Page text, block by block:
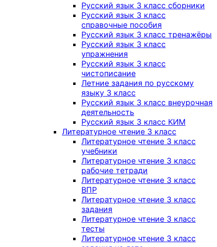
Русский язык 3 класс сборники
Русский язык 3 класс
справочные пособия
Русский язык 3 класс тренажёры
Русский язык 3 класс
упражнения
Русский язык 3 класс
чистописание
Летние задания по русскому
языку 3 класс
Русский язык 3 класс внеурочная
деятельность
Русский язык 3 класс КИМ
Литературное чтение 3 класс
Литературное чтение 3 класс
учебники
Литературное чтение 3 класс
рабочие тетради
Литературное чтение 3 класс
ВПР
Литературное чтение 3 класс
задания
Литературное чтение 3 класс
тесты
Литературное чтение 3 класс